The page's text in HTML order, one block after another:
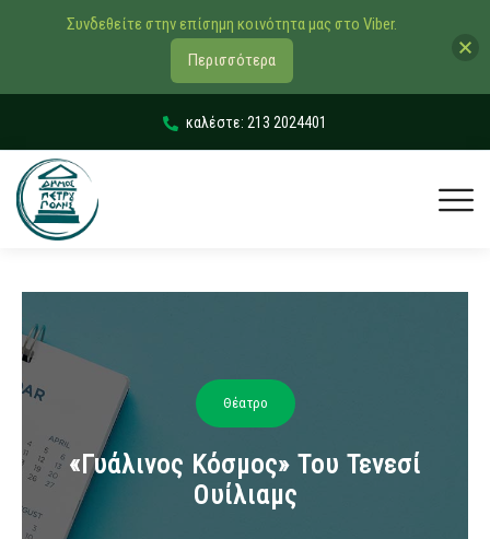
καλέστε: 213 2024401
Θέατρο
«Γυάλινος Κόσμος» Του Τενεσί
Ουίλιαμς
Συνδεθείτε στην επίσημη κοινότητα μας στο Viber.
Περισσότερα